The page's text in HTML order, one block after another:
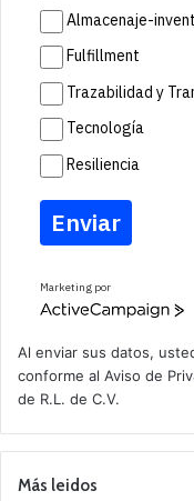
Almacenaje-
Fulfillment
Trazabilidad y
Tecnología
Resiliencia
Enviar
Marketing por
A
v
e
a
m
a
Al enviar sus datos,
conforme al Aviso de
de R.L. de C.V.
Más leidos